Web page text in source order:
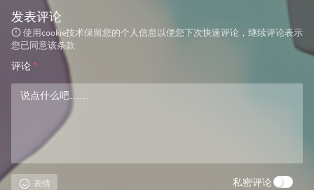
发表评论
使用cookie技术保留您的个人信息以便您下次快速评论，继续评论表示
您已同意该条款
评论 *
表情 私密评论